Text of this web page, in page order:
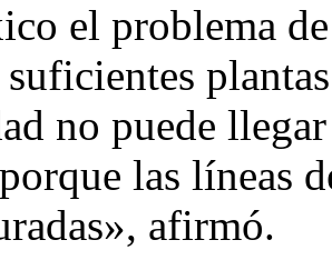
el problema
no puede
las líneas
afirmó.